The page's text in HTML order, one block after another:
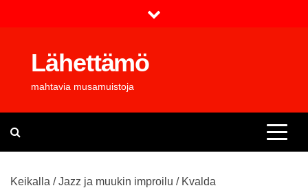
Lähettämö
mahtavia musamuistoja
Keikalla /Jazz ja muukin improilu / Kvalda